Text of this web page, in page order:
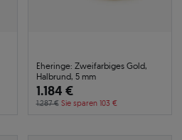
Eheringe: Zweifarbiges Gold,
Halbrund, 5 mm
1.184 €
1.287 € Sie sparen 103 €